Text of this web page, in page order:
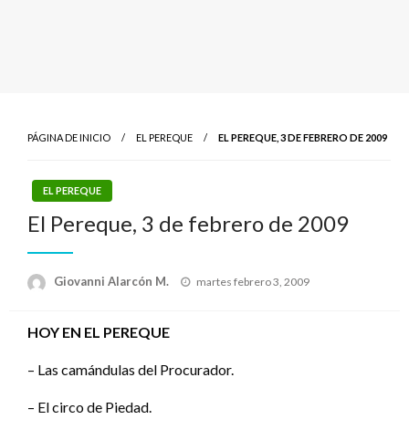
PÁGINA DE INICIO EL PEREQUE EL PEREQUE, 3 DE FEBRERO DE 2009
EL PEREQUE
El Pereque, 3 de febrero de 2009
Giovanni Alarcón M.
Publicado
martes febrero 3, 2009
HOY EN EL PEREQUE
– Las camándulas del Procurador.
– El circo de Piedad.